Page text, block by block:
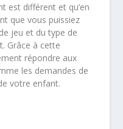
est différent et qu’en
que vous puissiez
jeu et du type de
Grâce à cette
répondre aux
les demandes de
votre enfant.